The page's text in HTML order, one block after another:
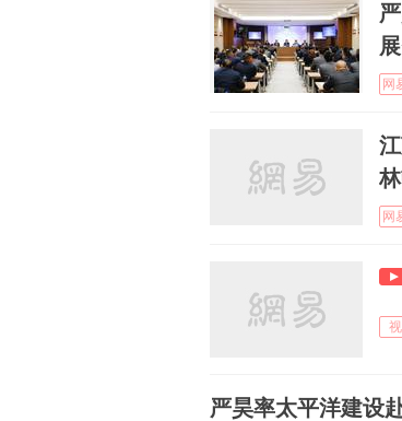
网
网
严昊率太平洋建设